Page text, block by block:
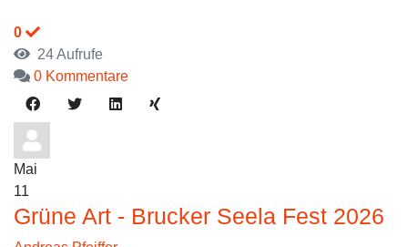
0
24 Aufrufe
0 Kommentare
Mai
11
Grüne Art - Brucker Seela Fest 2026